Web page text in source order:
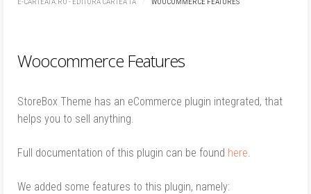
Woocommerce Features
StoreBox Theme has an eCommerce plugin integrated, that
helps you to sell anything.
Full documentation of this plugin can be found here
We added some features to this plugin, namely: